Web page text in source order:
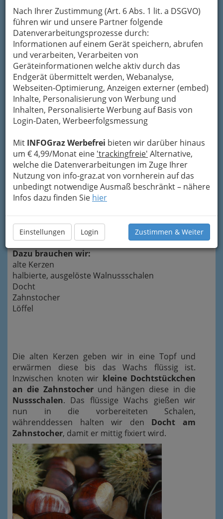
Nach Ihrer Zustimmung (Art. 6 Abs. 1 lit. a DSGVO)
führen wir und unsere Partner folgende
Datenverarbeitungsprozesse durch:
Informationen auf einem Gerät speichern, abrufen
und verarbeiten, Verarbeiten von
Geräteinformationen welche aktiv durch das
Endgerät übermittelt werden, Webanalyse,
Webseiten-Optimierung, Anzeigen externer (embed)
Inhalte, Personalisierung von Werbung und
Inhalten, Personalisierte Werbung auf Basis von
Login-Daten, Werbeerfolgsmessung
Mit INFOGraz Werbefrei bieten wir darüber hinaus
um € 4,99/Monat eine 'trackingfreie' Alternative,
welche die Datenverarbeitungen im Zuge Ihrer
Nutzung von info-graz.at von vornherein auf das
unbedingt notwendige Ausmaß beschränkt – nähere
Infos dazu finden Sie hier
Einstellungen Login Zustimmen & Weiter
Dass Nüsse besonders gut schmecken, wissen
wir alle. Wenn wir nun beimAuslösen der
Walnusskerne sorgfältig sind, können wir
den Nussschalen selbst wunderschöne
Kleinigkeiten gestalten, die uns in der langen
Adventzeit und am Weihnachtsabend viel Freude
bereiten.
Nüsse, Nüsse, Nüsse…
Nuss-Schalen-Schwimmkerzen
Extrem appetitlich, ausgelöste Nüsse
Dazu brauchen wir:
alte Kerzen
halbierte, ausgelöste Walnussschalen
Docht
Zahnstocher
Löffel
Die alten Kerzen geben wir in eine Topf und
erwärmen diese bis das Wachs flüssig ist.
Inzwischen knoten wir kleine Dochtstückchen
an die Zahnstocherund hängen diese in die
Nussschalen. Das flüssige Wachs gießen wir
nun in die vorbereiteten Schalen,
währenddessen halten wir den Docht am
Zahnstocher, damit er mittig fixiert wird.